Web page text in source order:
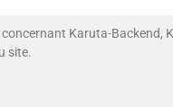
Karuta-Backend,
site.